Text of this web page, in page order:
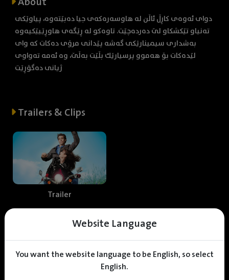
Website Language
You want the website language to be English, so select
English.
دوای ئەوەی کاڕڵ ئاڵن لە هاوسەرەکەی جیا دەبێتەوە، پیاوێکی
تەنیاو تێکشکاو لێ دەردەچێت. تاوەکو لە ڕێگەی هاوڕێیێکیەوە
بەشداری سیمینارێکی گەشە پێدانی مرۆی دەکات کە وای
لێدەکات بۆ هەموو پرسیارێك بڵێت بەڵێ، وە ئەمە تەواوی
ژیانی دەگۆڕێت
Trailers & Clips
Trailer